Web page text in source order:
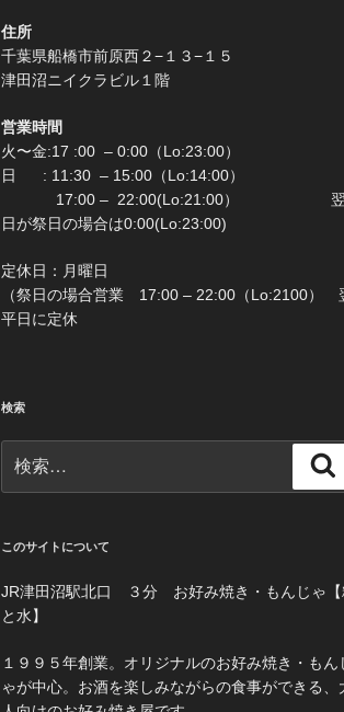
住所
千葉県船橋市前原西２−１３−１
津田沼ニイクラビル１階
営業時間
火〜金:17 :00 – 0:00（Lo:23:00）
日 : 11:30 – 15:00（Lo:14:00）
17:00 – 22:00(Lo:21:00） 翌
日が祭日の場合は0:00(Lo:23:00)
定休日：月曜日
（祭日の場合営業 17:00 – 22:00（Lo:2100）
平日に定休
検索
索:
このサイトについて
JR津田沼駅北口 ３分 お好み焼き・もんじゃ【
と水】
１９９５年創業。オリジナルのお好み焼き・もん
ゃが中心。お酒を楽しみながらの食事ができる、